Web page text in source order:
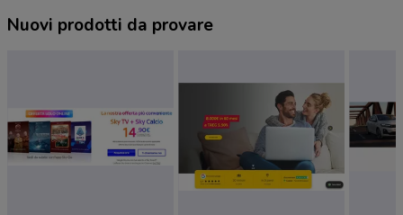
Nuovi prodotti da provare